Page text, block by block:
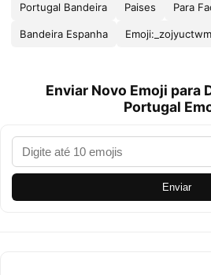
Portugal Bandeira Paises Para
Bandeira Espanha
Enviar Novo Emoji para
Portugal
Enviar